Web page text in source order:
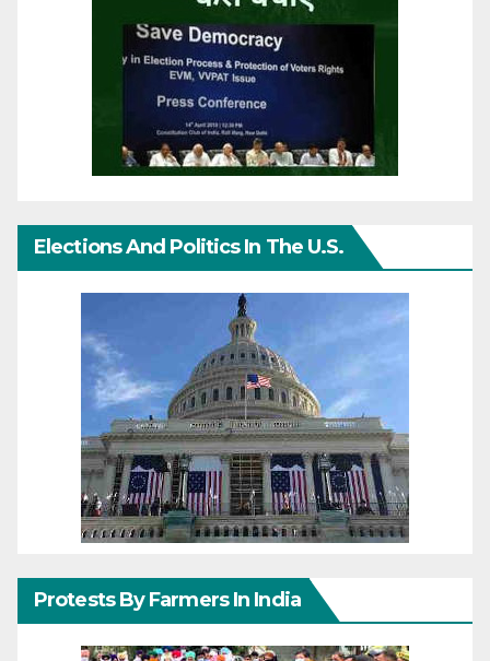
Elections And Politics In The U.S.
Protests By Farmers In India